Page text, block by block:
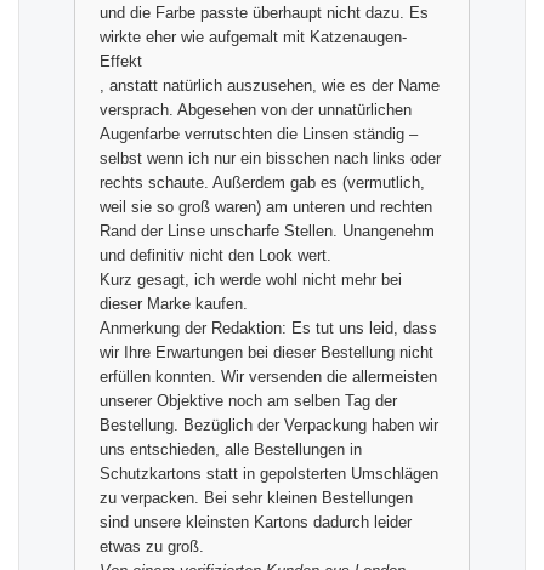
und die Farbe passte überhaupt nicht dazu. Es
wirkte eher wie aufgemalt mit Katzenaugen-
Effekt
, anstatt natürlich auszusehen, wie es der Name
versprach. Abgesehen von der unnatürlichen
Augenfarbe verrutschten die Linsen ständig –
selbst wenn ich nur ein bisschen nach links oder
rechts schaute. Außerdem gab es (vermutlich,
weil sie so groß waren) am unteren und rechten
Rand der Linse unscharfe Stellen. Unangenehm
und definitiv nicht den Look wert.
Kurz gesagt, ich werde wohl nicht mehr bei
dieser Marke kaufen.
Anmerkung der Redaktion: Es tut uns leid, dass
wir Ihre Erwartungen bei dieser Bestellung nicht
erfüllen konnten. Wir versenden die allermeisten
unserer Objektive noch am selben Tag der
Bestellung. Bezüglich der Verpackung haben wir
uns entschieden, alle Bestellungen in
Schutzkartons statt in gepolsterten Umschlägen
zu verpacken. Bei sehr kleinen Bestellungen
sind unsere kleinsten Kartons dadurch leider
etwas zu groß.